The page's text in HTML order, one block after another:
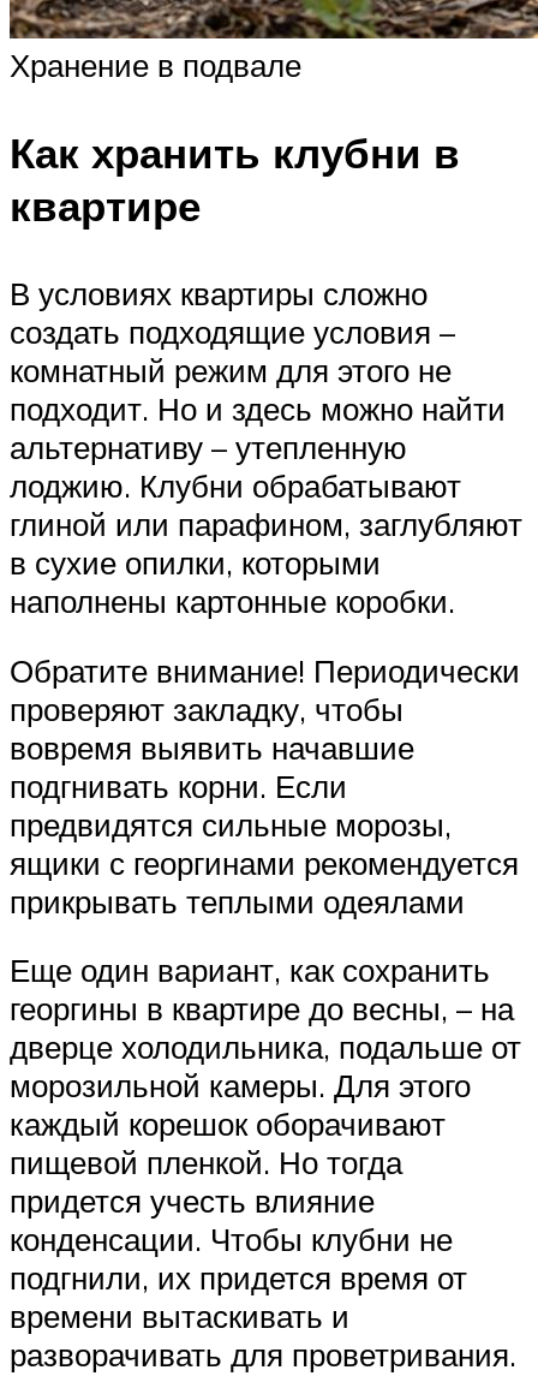
Хранение в подвале
Как хранить клубни в
квартире
В условиях квартиры сложно
создать подходящие условия –
комнатный режим для этого не
подходит. Но и здесь можно найти
альтернативу – утепленную
лоджию. Клубни обрабатывают
глиной или парафином, заглубляют
в сухие опилки, которыми
наполнены картонные коробки.
Обратите внимание! Периодически
проверяют закладку, чтобы
вовремя выявить начавшие
подгнивать корни. Если
предвидятся сильные морозы,
ящики с георгинами рекомендуется
прикрывать теплыми одеялами
Еще один вариант, как сохранить
георгины в квартире до весны, – на
дверце холодильника, подальше от
морозильной камеры. Для этого
каждый корешок оборачивают
пищевой пленкой. Но тогда
придется учесть влияние
конденсации. Чтобы клубни не
подгнили, их придется время от
времени вытаскивать и
разворачивать для проветривания.